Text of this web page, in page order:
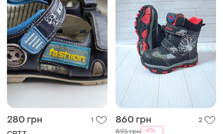
280 грн 1 860 грн 2
895 грн -4%